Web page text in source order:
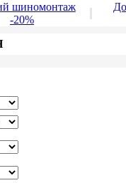
шиномонтаж
-20%